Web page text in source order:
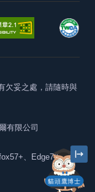
貓頭鷹博士
欠妥之處，請隨時與
有限公司
、Edge79+及